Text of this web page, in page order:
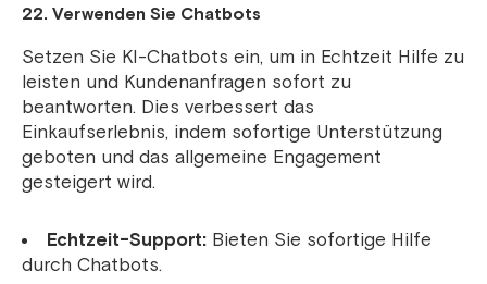
22. Verwenden Sie Chatbots
Setzen Sie KI-Chatbots ein, um in Echtzeit Hilfe zu
leisten und Kundenanfragen sofort zu
beantworten. Dies verbessert das
Einkaufserlebnis, indem sofortige Unterstützung
geboten und das allgemeine Engagement
gesteigert wird.
Echtzeit-Support: Bieten Sie sofortige Hilfe
durch Chatbots.